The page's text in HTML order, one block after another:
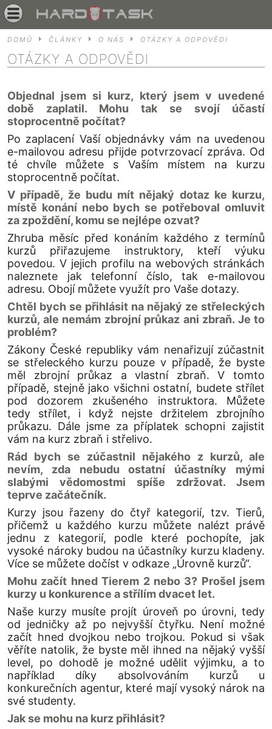
DOMŮ ČLÁNKY O NÁS OTÁZKY A ODPOVĚDI
OTÁZKY A ODPOVĚDI
Objednal jsem si kurz, který jsem v uvedené
době zaplatil. Mohu tak se svojí účastí
stoprocentně počítat?
Po zaplacení Vaší objednávky vám na uvedenou
e-mailovou adresu přijde potvrzovací zpráva. Od
té chvíle můžete s Vaším místem na kurzu
stoprocentně počítat.
V případě, že budu mít nějaký dotaz ke kurzu,
místě konání nebo bych se potřeboval omluvit
za zpoždění, komu se nejlépe ozvat?
Zhruba měsíc před konáním každého z termínů
kurzů přiřazujeme instruktory, kteří výuku
povedou. V jejich profilu na webových stránkách
naleznete jak telefonní číslo, tak e-mailovou
adresu. Obojí můžete využít pro Vaše dotazy.
Chtěl bych se přihlásit na nějaký ze střeleckých
kurzů, ale nemám zbrojní průkaz ani zbraň. Je to
problém?
Zákony České republiky vám nenařizují zúčastnit
se střeleckého kurzu pouze v případě, že byste
měl zbrojní průkaz a vlastní zbraň. V tomto
případě, stejně jako všichni ostatní, budete střílet
pod dozorem zkušeného instruktora. Můžete
tedy střílet, i když nejste držitelem zbrojního
průkazu. Dále jsme za příplatek schopni zajistit
vám na kurz zbraň i střelivo.
Rád bych se zúčastnil nějakého z kurzů, ale
nevím, zda nebudu ostatní účastníky mými
slabými vědomostmi spíše zdržovat. Jsem
teprve začátečník.
Kurzy jsou řazeny do čtyř kategorií, tzv. Tierů,
přičemž u každého kurzu můžete nalézt právě
jednu z kategorií, podle které pochopíte, jak
vysoké nároky budou na účastníky kurzu kladeny.
Více se můžete dočíst v odkaze „Úrovně kurzů“.
Mohu začít hned Tierem 2 nebo 3? Prošel jsem
kurzy u konkurence a střílím dvacet let.
Naše kurzy musíte projít úroveň po úrovni, tedy
od jedničky až po nejvyšší čtyřku. Není možné
začít hned dvojkou nebo trojkou. Pokud si však
věříte natolik, že byste měl ihned na nějaký vyšší
level, po dohodě je možné udělit výjimku, a to
například díky absolvováním kurzů u
konkurečních agentur, které mají vysoký nárok na
své studenty.
Jak se mohu na kurz přihlásit?